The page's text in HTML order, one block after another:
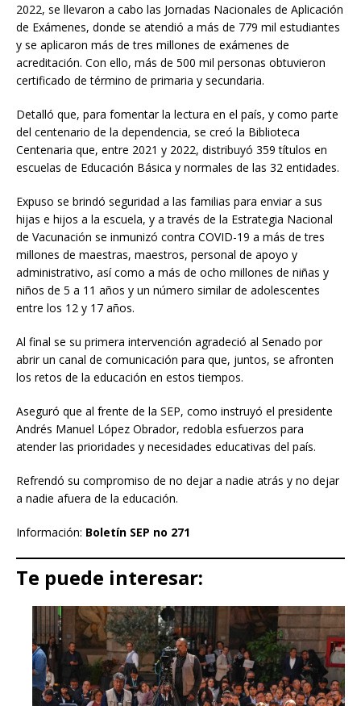
2022, se llevaron a cabo las Jornadas Nacionales de Aplicación
de Exámenes, donde se atendió a más de 779 mil estudiantes
y se aplicaron más de tres millones de exámenes de
acreditación. Con ello, más de 500 mil personas obtuvieron
certificado de término de primaria y secundaria.
Detalló que, para fomentar la lectura en el país, y como parte
del centenario de la dependencia, se creó la Biblioteca
Centenaria que, entre 2021 y 2022, distribuyó 359 títulos en
escuelas de Educación Básica y normales de las 32 entidades.
Expuso se brindó seguridad a las familias para enviar a sus
hijas e hijos a la escuela, y a través de la Estrategia Nacional
de Vacunación se inmunizó contra COVID-19 a más de tres
millones de maestras, maestros, personal de apoyo y
administrativo, así como a más de ocho millones de niñas y
niños de 5 a 11 años y un número similar de adolescentes
entre los 12 y 17 años.
Al final se su primera intervención agradeció al Senado por
abrir un canal de comunicación para que, juntos, se afronten
los retos de la educación en estos tiempos.
Aseguró que al frente de la SEP, como instruyó el presidente
Andrés Manuel López Obrador, redobla esfuerzos para
atender las prioridades y necesidades educativas del país.
Refrendó su compromiso de no dejar a nadie atrás y no dejar
a nadie afuera de la educación.
Información: Boletín SEP no 271
Te puede interesar: